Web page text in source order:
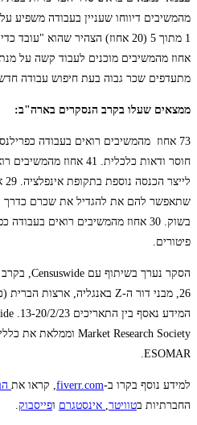
מהמשיבים דיווחו שעניין בעבודה משפיע
מתעדפים שכר גבוה בעת חיפוש עבודה
ממצאים שעלו בקרב הנסקרים בארה"ב:
73 אחוז מהמשיבים רואים בעבודה
חוסר ודאות כלכלית. 41
שתאפשר להם את להגדיל את שכרם כדרך
בשוק. 30 אחוז מהמשיבים רואים
פיטורים.
ESOMAR.
למידע נוסף בקרו ב-fiverr.com, קראו את
החברתיות בטוויטר, אינסטגרם ופייסבוק.